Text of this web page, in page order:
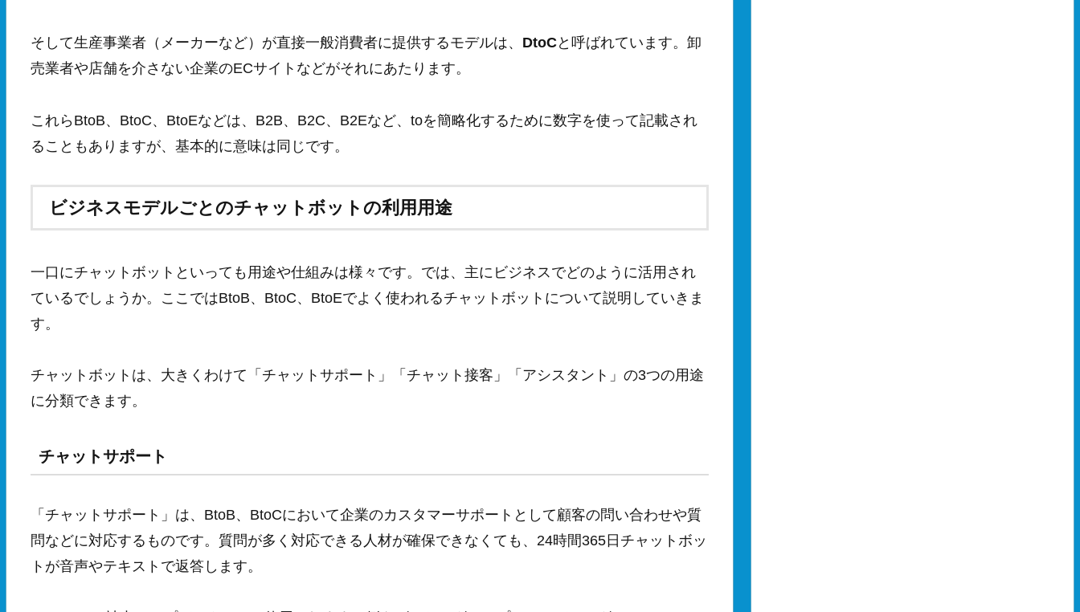
そして生産事業者（メーカーなど）が直接一般消費者に提供するモデルは、 DtoCと呼ばれています。卸
売業者や店舗を介さない企業のECサイトなどがそれにあたります。
これらBtoB、BtoC、BtoEなどは、B2B、B2C、B2Eなど、toを簡略化するために数字を使って記載され
ることもありますが、基本的に意味は同じです。
ビジネスモデルごとのチャットボットの利用用途
一口にチャットボットといっても用途や仕組みは様々です。では、主にビジネスでどのように活用され
ているでしょうか。ここではBtoB、BtoC、BtoEでよく使われるチャットボットについて説明していきま
す。
チャットボットは、大きくわけて「チャットサポート」「チャット接客」「アシスタント」の3つの用途
に分類できます。
チャットサポート
「チャットサポート」は、BtoB、BtoCにおいて企業のカスタマーサポートとして顧客の問い合わせや質
問などに対応するものです。質問が多く対応できる人材が確保できなくても、24時間365日チャットボッ
トが音声やテキストで返答します。